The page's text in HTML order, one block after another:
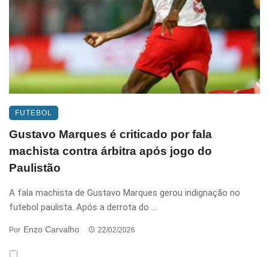
FUTEBOL
Gustavo Marques é criticado por fala
machista contra árbitra após jogo do
Paulistão
A fala machista de Gustavo Marques gerou indignação no
futebol paulista. Após a derrota do ...
Por Enzo Carvalho 22/02/2026